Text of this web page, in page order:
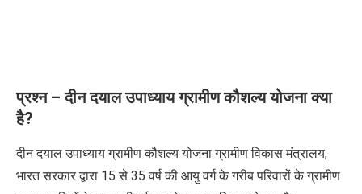
प्रश्न – दीन दयाल उपाध्याय ग्रामीण कौशल्य योजना क्या
है?
दीन दयाल उपाध्याय ग्रामीण कौशल्य योजना ग्रामीण विकास मंत्रालय,
भारत सरकार द्वारा 15 से 35 वर्ष की आयु वर्ग के गरीब परिवारों के ग्रामीण